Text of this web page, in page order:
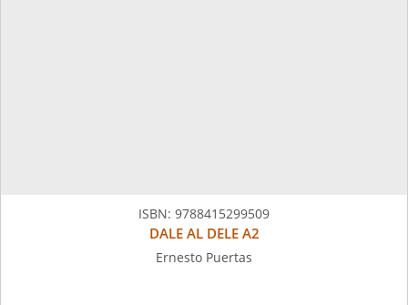
ISBN: 9788415299509
DALE AL DELE A2
Ernesto Puertas